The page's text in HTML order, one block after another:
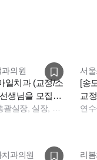
의원
일치과 (교정/소
생님을 모집합
서
[송
교
연
과의원 리